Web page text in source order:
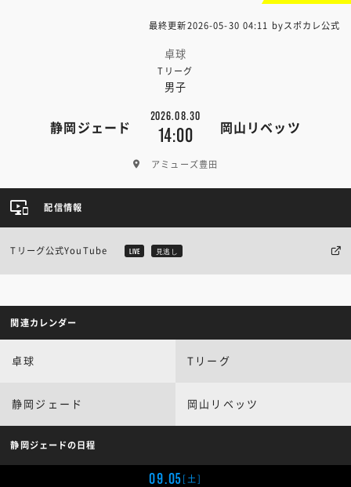
最終更新2026-05-30 04:11 byスポカレ公式
卓球
Tリーグ
男子
静岡ジェード
2026.08.30
14:00 岡山リベッツ
アミューズ豊田
配信情報
Tリーグ公式YouTube LIVE 見逃し
関連カレンダー
卓球 Tリーグ
静岡ジェード 岡山リベッツ
静岡ジェードの日程
09.05[土]